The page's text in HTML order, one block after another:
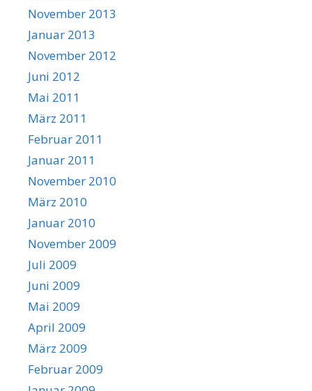
November 2013
Januar 2013
November 2012
Juni 2012
Mai 2011
März 2011
Februar 2011
Januar 2011
November 2010
März 2010
Januar 2010
November 2009
Juli 2009
Juni 2009
Mai 2009
April 2009
März 2009
Februar 2009